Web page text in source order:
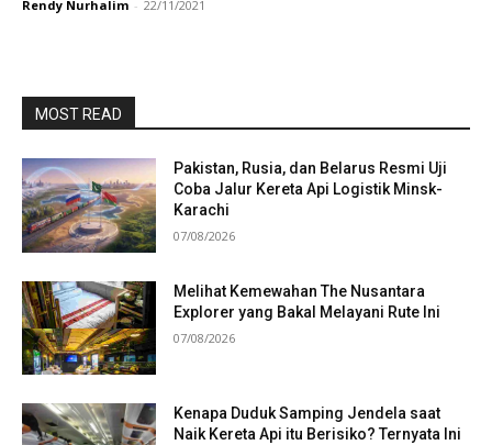
Rendy Nurhalim - 22/11/2021
MOST READ
Pakistan, Rusia, dan Belarus Resmi Uji
Coba Jalur Kereta Api Logistik Minsk-
Karachi
07/08/2026
Melihat Kemewahan The Nusantara
Explorer yang Bakal Melayani Rute Ini
07/08/2026
Kenapa Duduk Samping Jendela saat
Naik Kereta Api itu Berisiko? Ternyata Ini